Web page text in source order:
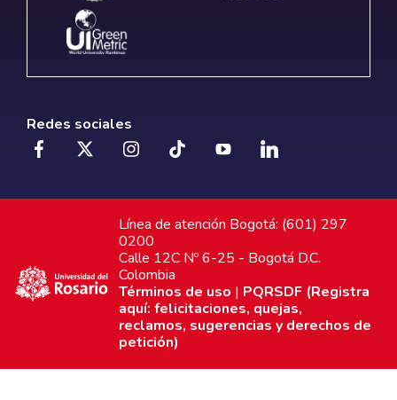
Redes sociales
Línea de atención Bogotá: (601) 297
0200
Calle 12C Nº 6-25 - Bogotá D.C.
Colombia
Términos de uso | PQRSDF (Registra
aquí: felicitaciones, quejas,
reclamos, sugerencias y derechos de
petición)